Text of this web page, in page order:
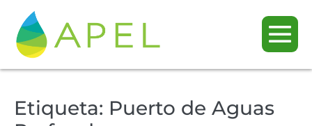
Etiqueta: Puerto de Aguas